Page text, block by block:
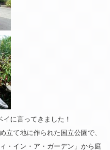
に言ってきました！
立て地に作られた国立公園で、
・イン・ア・ガーデン」から庭